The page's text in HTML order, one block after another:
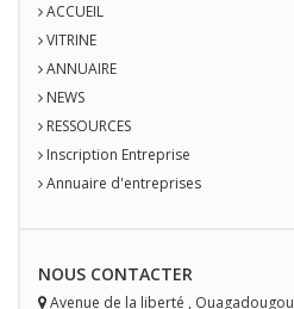
ACCUEIL
VITRINE
ANNUAIRE
NEWS
RESSOURCES
Inscription Entreprise
Annuaire d'entreprises
NOUS CONTACTER
Avenue de la liberté , Ouagadougou